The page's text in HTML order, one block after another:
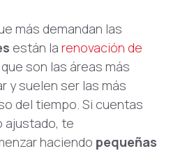
más demandan las
están la renovación de
son las áreas más
y suelen ser las más
del tiempo. Si cuentas
ajustado, te
haciendo pequeñas